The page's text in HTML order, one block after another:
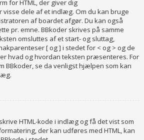
for HTML, der giver dig
dele af et indlæg. Om du kan bruge
af boardet afgør. Du kan også
pr. emne. BBkoder skrives på samme
omsluttes af et start- og sluttag,
[ og ] i stedet for < og > og de
hvad og hvordan teksten præsenteres. For
BBkoder, se da venligst hjælpen som kan
HTML-kode i indlæg og få det vist som
der kan udføres med HTML, kan